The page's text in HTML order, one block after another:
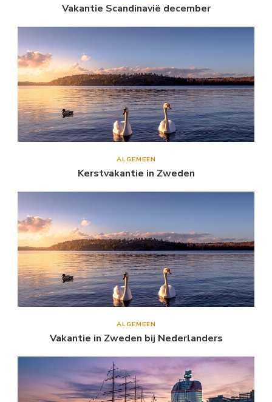
Vakantie Scandinavië december
ALGEMEEN
Kerstvakantie in Zweden
ALGEMEEN
Vakantie in Zweden bij Nederlanders